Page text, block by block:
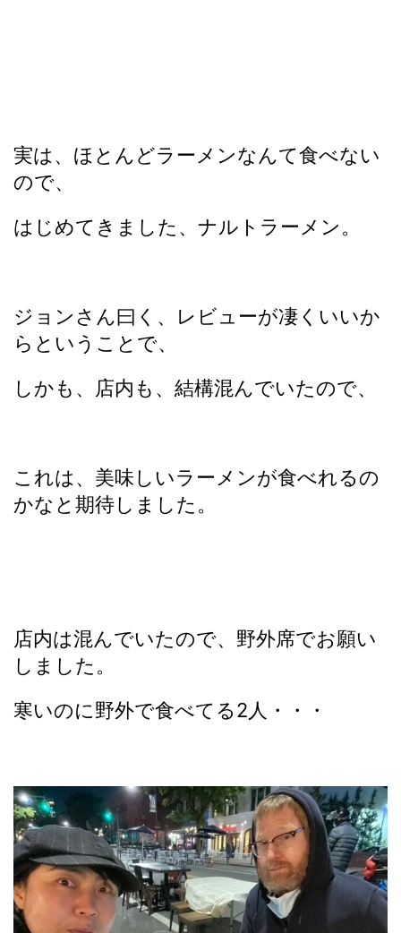
実は、ほとんどラーメンなんて食べない
ので、
はじめてきました、ナルトラーメン。
ジョンさん曰く、レビューが凄くいいか
らということで、
しかも、店内も、結構混んでいたので、
これは、美味しいラーメンが食べれるの
かなと期待しました。
店内は混んでいたので、野外席でお願い
しました。
寒いのに野外で食べてる2人・・・